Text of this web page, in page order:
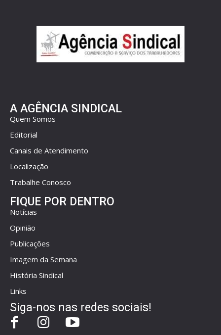
A AGÊNCIA SINDICAL
Quem Somos
Editorial
Canais de Atendimento
Localização
Trabalhe Conosco
FIQUE POR DENTRO
Notícias
Opinião
Publicações
Imagem da Semana
História Sindical
Links
Siga-nos nas redes sociais!